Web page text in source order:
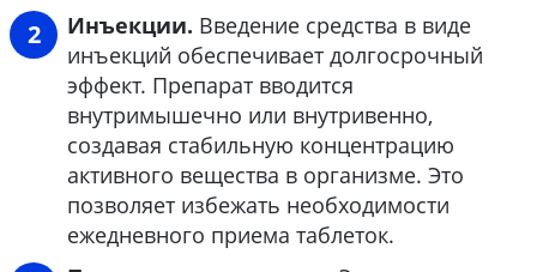
Инъекции. Введение средства в виде
инъекций обеспечивает долгосрочный
эффект. Препарат вводится
внутримышечно или внутривенно,
создавая стабильную концентрацию
активного вещества в организме. Это
позволяет избежать необходимости
ежедневного приема таблеток.